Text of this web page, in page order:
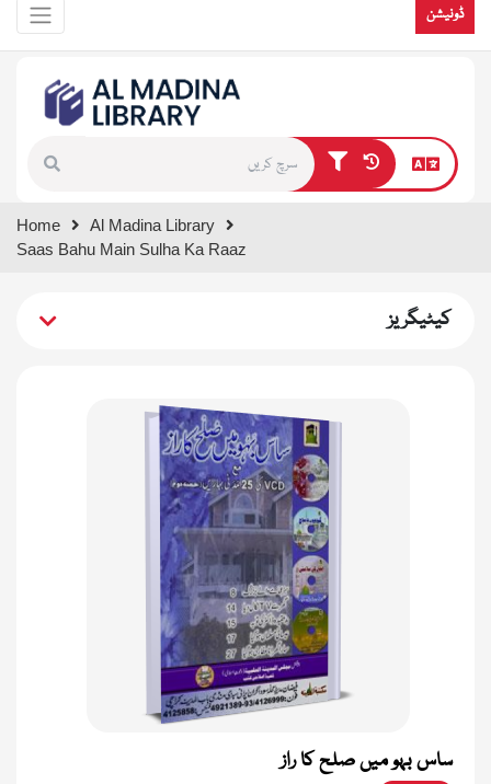
ڈونیشن
results.
Home
Al Madina Library
Saas Bahu Main Sulha Ka Raaz
کیٹیگریز
ساس بہو میں صلح کا راز